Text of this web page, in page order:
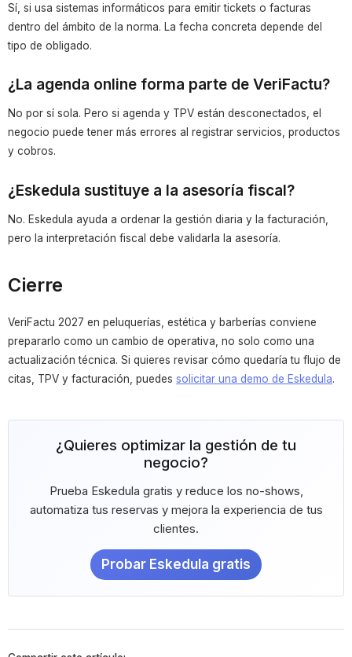
Sí, si usa sistemas informáticos para emitir tickets o facturas
dentro del ámbito de la norma. La fecha concreta depende del
tipo de obligado.
¿La agenda online forma parte de VeriFactu?
No por sí sola. Pero si agenda y TPV están desconectados, el
negocio puede tener más errores al registrar servicios, productos
y cobros.
¿Eskedula sustituye a la asesoría fiscal?
No. Eskedula ayuda a ordenar la gestión diaria y la facturación,
pero la interpretación fiscal debe validarla la asesoría.
Cierre
VeriFactu 2027 en peluquerías, estética y barberías conviene
prepararlo como un cambio de operativa, no solo como una
actualización técnica. Si quieres revisar cómo quedaría tu flujo de
citas, TPV y facturación, puedessolicitar una demo de Eskedula.
¿Quieres optimizar la gestión de tu
negocio?
Prueba Eskedula gratis y reduce los no-shows,
automatiza tus reservas y mejora la experiencia de tus
clientes.
Probar Eskedula gratis